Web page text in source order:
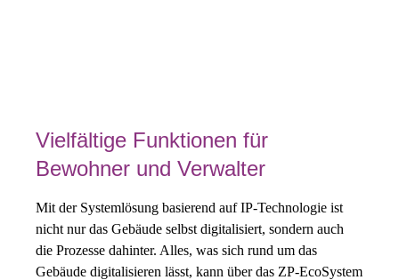
Vielfältige Funktionen für
Bewohner und Verwalter
Mit der Systemlösung basierend auf IP-Technologie ist
nicht nur das Gebäude selbst digitalisiert, sondern auch
die Prozesse dahinter. Alles, was sich rund um das
Gebäude digitalisieren lässt, kann über das ZP-EcoSystem